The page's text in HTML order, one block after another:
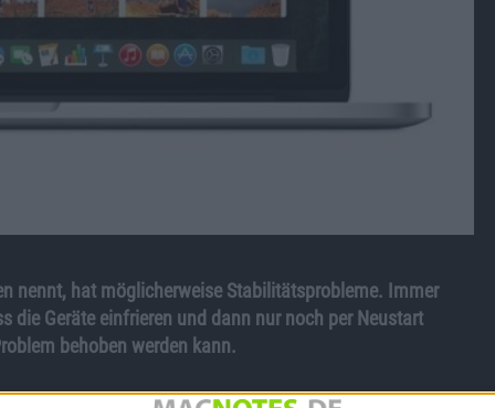
nennt, hat möglicherweise Stabilitätsprobleme. Immer
die Geräte einfrieren und dann nur noch per Neustart
behoben werden kann.